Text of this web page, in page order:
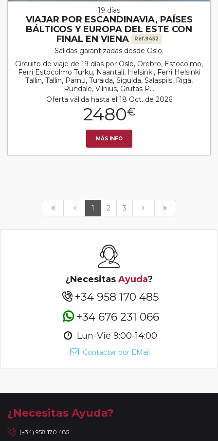
19 días
VIAJAR POR ESCANDINAVIA, PAÍSES
BÁLTICOS Y EUROPA DEL ESTE CON
FINAL EN VIENA
Ref.9452
Salidas garantizadas desde Oslo.
Circuito de viaje de 19 días por Oslo, Orebro, Estocolmo,
Ferri Estocolmo Turku, Naantali, Helsinki, Ferri Helsinki
Tallin, Tallin, Parnu, Turaida, Sigulda, Salaspils, Riga,
Rundale, Vilnius, Grutas P...
Oferta válida hasta el 18 Oct. de 2026
2480€
MÁS INFO
1 2 3
¿Necesitas Ayuda?
+34 958 170 485
+34 676 231 066
Lun-Vie 9:00-14:00
Contactar por EMail
¿Necesitas Ayuda?
(+34) 958 170 485